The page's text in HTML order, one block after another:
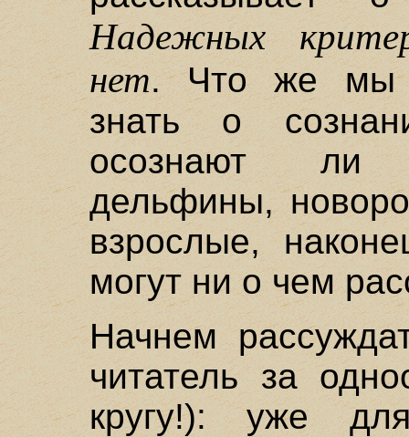
Надежных
нет. Что же мы
знать о
осознают ли
дельфины,
взрослые,
могут ни о чем
Начнем
читатель за
кругу!): уже